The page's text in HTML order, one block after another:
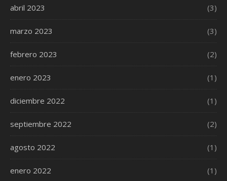
abril 2023 (3)
marzo 2023 (3)
febrero 2023 (2)
enero 2023 (1)
diciembre 2022 (1)
septiembre 2022 (2)
agosto 2022 (1)
enero 2022 (1)